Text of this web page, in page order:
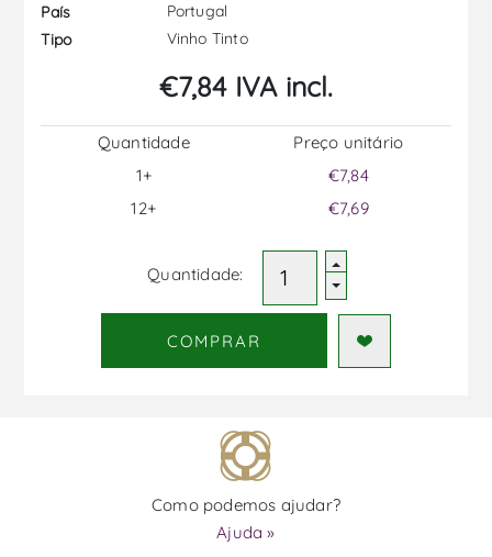
País
Portugal
Tipo
Vinho Tinto
€7,84 IVA incl.
Quantidade
1+
12+
Preço unitário
€7,84
€7,69
Quantidade:
COMPRAR
Como podemos ajudar?
Ajuda »